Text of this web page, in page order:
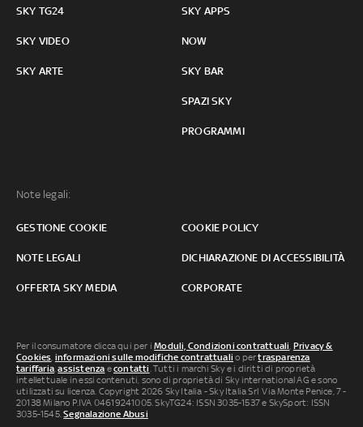
SKY TG24
SKY VIDEO
SKY ARTE
SKY APPS
NOW
SKY BAR
SPAZI SKY
PROGRAMMI
Note legali:
GESTIONE COOKIE COOKIE POLICY
NOTE LEGALI DICHIARAZIONE DI ACCESSIBILITÀ
OFFERTA SKY MEDIA CORPORATE
Per il consumatore clicca qui per iModuli, Condizioni contrattuali Privacy &
Cookies informazioni sulle modifiche contrattuali o pertrasparenza
tariffaria ,assistenza econtatti . Tutti i marchi Sky e i diritti di proprietà
intellettuale in essi contenuti, sono di proprietà di Sky international AG e sono
utilizzati su licenza. Copyright 2026 Sky Italia - Sky Italia Srl Via Monte Penice, 7 -
20138 Milano P.IVA 04619241005. SkyTG24: ISSN 3035-1537 e SkySport: ISSN
3035-1545.Segnalazione Abusi